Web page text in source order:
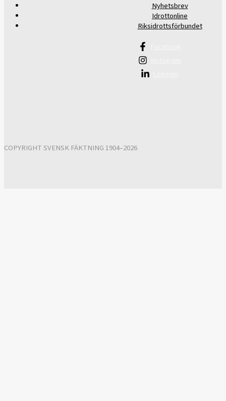
Nyhetsbrev
Idrottonline
Riksidrottsförbundet
COPYRIGHT SVENSK FÄKTNING 1904–2026